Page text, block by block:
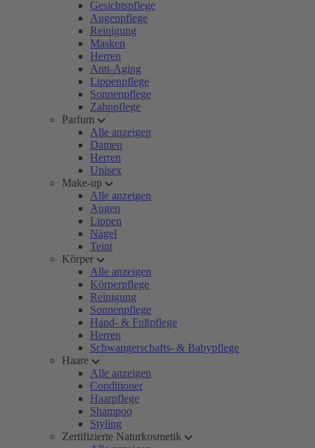
Gesichtspflege
Augenpflege
Reinigung
Masken
Herren
Anti-Aging
Lippenpflege
Sonnenpflege
Zahnpflege
Parfum
Alle anzeigen
Damen
Herren
Unisex
Make-up
Alle anzeigen
Augen
Lippen
Nägel
Teint
Körper
Alle anzeigen
Körperpflege
Reinigung
Sonnenpflege
Hand- & Fußpflege
Herren
Schwangerschafts- & Babypflege
Haare
Alle anzeigen
Conditioner
Haarpflege
Shampoo
Styling
Zertifizierte Naturkosmetik